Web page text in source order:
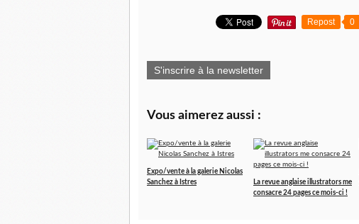
Repost 0
S'inscrire à la newsletter
Vous aimerez aussi :
Expo/vente à la galerie Nicolas
Sanchez à Istres
La revue anglaise illustrators me
consacre 24 pages ce mois-ci !